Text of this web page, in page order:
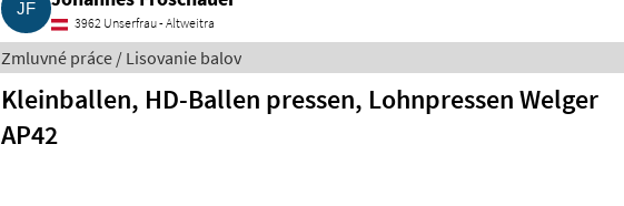
3962 Unserfrau - Altweitra
Zmluvné práce / Lisovanie balov
Kleinballen, HD-Ballen pressen, Lohnpressen Welger
AP42